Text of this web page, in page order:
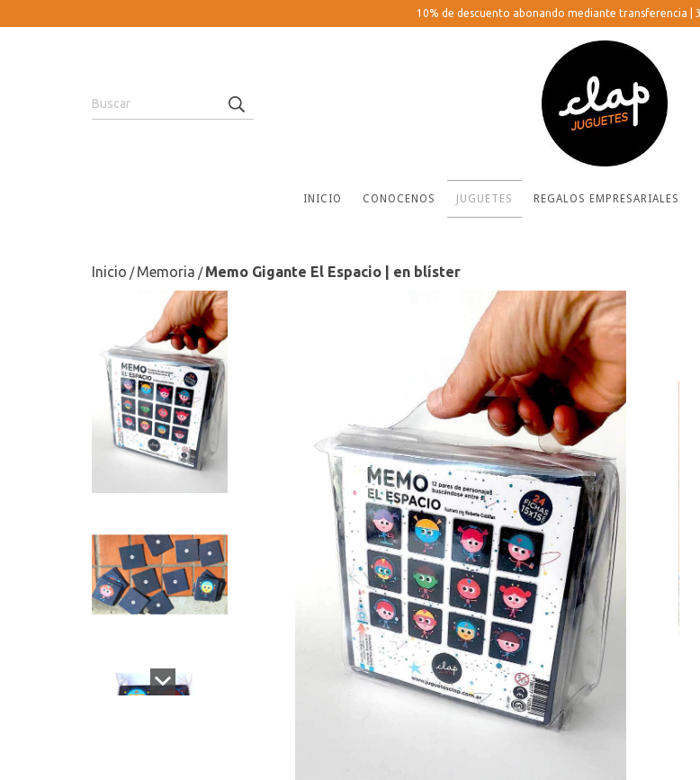
10% de descuento abonando mediante transferencia |
INICIO CONOCENOS JUGUETES REGALOS EMPRESARIALES
Inicio / Memoria / Memo Gigante El Espacio | en blíster